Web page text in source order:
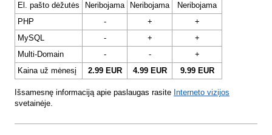
El. pašto dėžutės
Neribojama Neribojama
Neribojama
PHP
- +
+
MySQL
- +
+
Multi-Domain
- -
+
Kaina už mėnesį
2.99 EUR 4.99 EUR 9.99 EUR
Išsamesnę informaciją apie paslaugas rasite Interneto vizijos
svetainėje.